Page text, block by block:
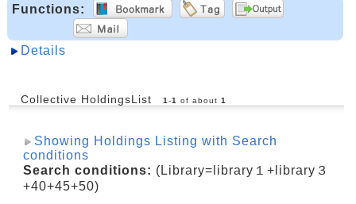
Functions:
Details
Collective HoldingsList 1 -1 of about 1
Showing Holdings Listing with Search
conditions
Search conditions: (Library=library１+library３
+40+45+50)